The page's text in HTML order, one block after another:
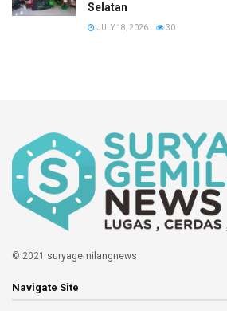
Selatan
JULY 18, 2026 30
© 2021 suryagemilangnews
Navigate Site